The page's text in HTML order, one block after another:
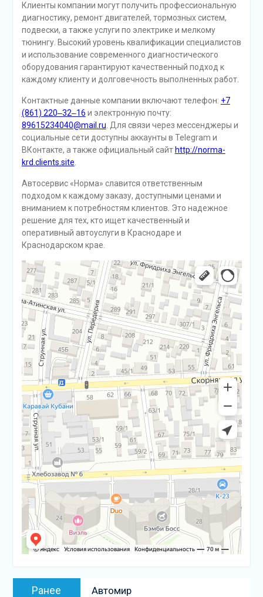
Клиенты компании могут получить профессиональную
диагностику, ремонт двигателей, тормозных систем,
подвески, а также услуги по электрике и мелкому
тюнингу. Высокий уровень квалификации специалистов
и использование современного диагностического
оборудования гарантируют качественный подход к
каждому клиенту и долговечность выполненных работ.
Контактные данные компании включают телефон: +7
(861) 220‒32‒16 и электронную почту:
89615234040@mail.ru. Для связи через мессенджеры и
социальные сети доступны аккаунты в Telegram и
ВКонтакте, а также официальный сайт http://norma-
krd.clients.site.
Автосервис «Норма» славится ответственным
подходом к каждому заказу, доступными ценами и
вниманием к потребностям клиентов. Это надежное
решение для тех, кто ищет качественный и
оперативный автоуслуги в Краснодаре и
Краснодарском крае.
Навигация
Ранее
Предыдущая
Автомир